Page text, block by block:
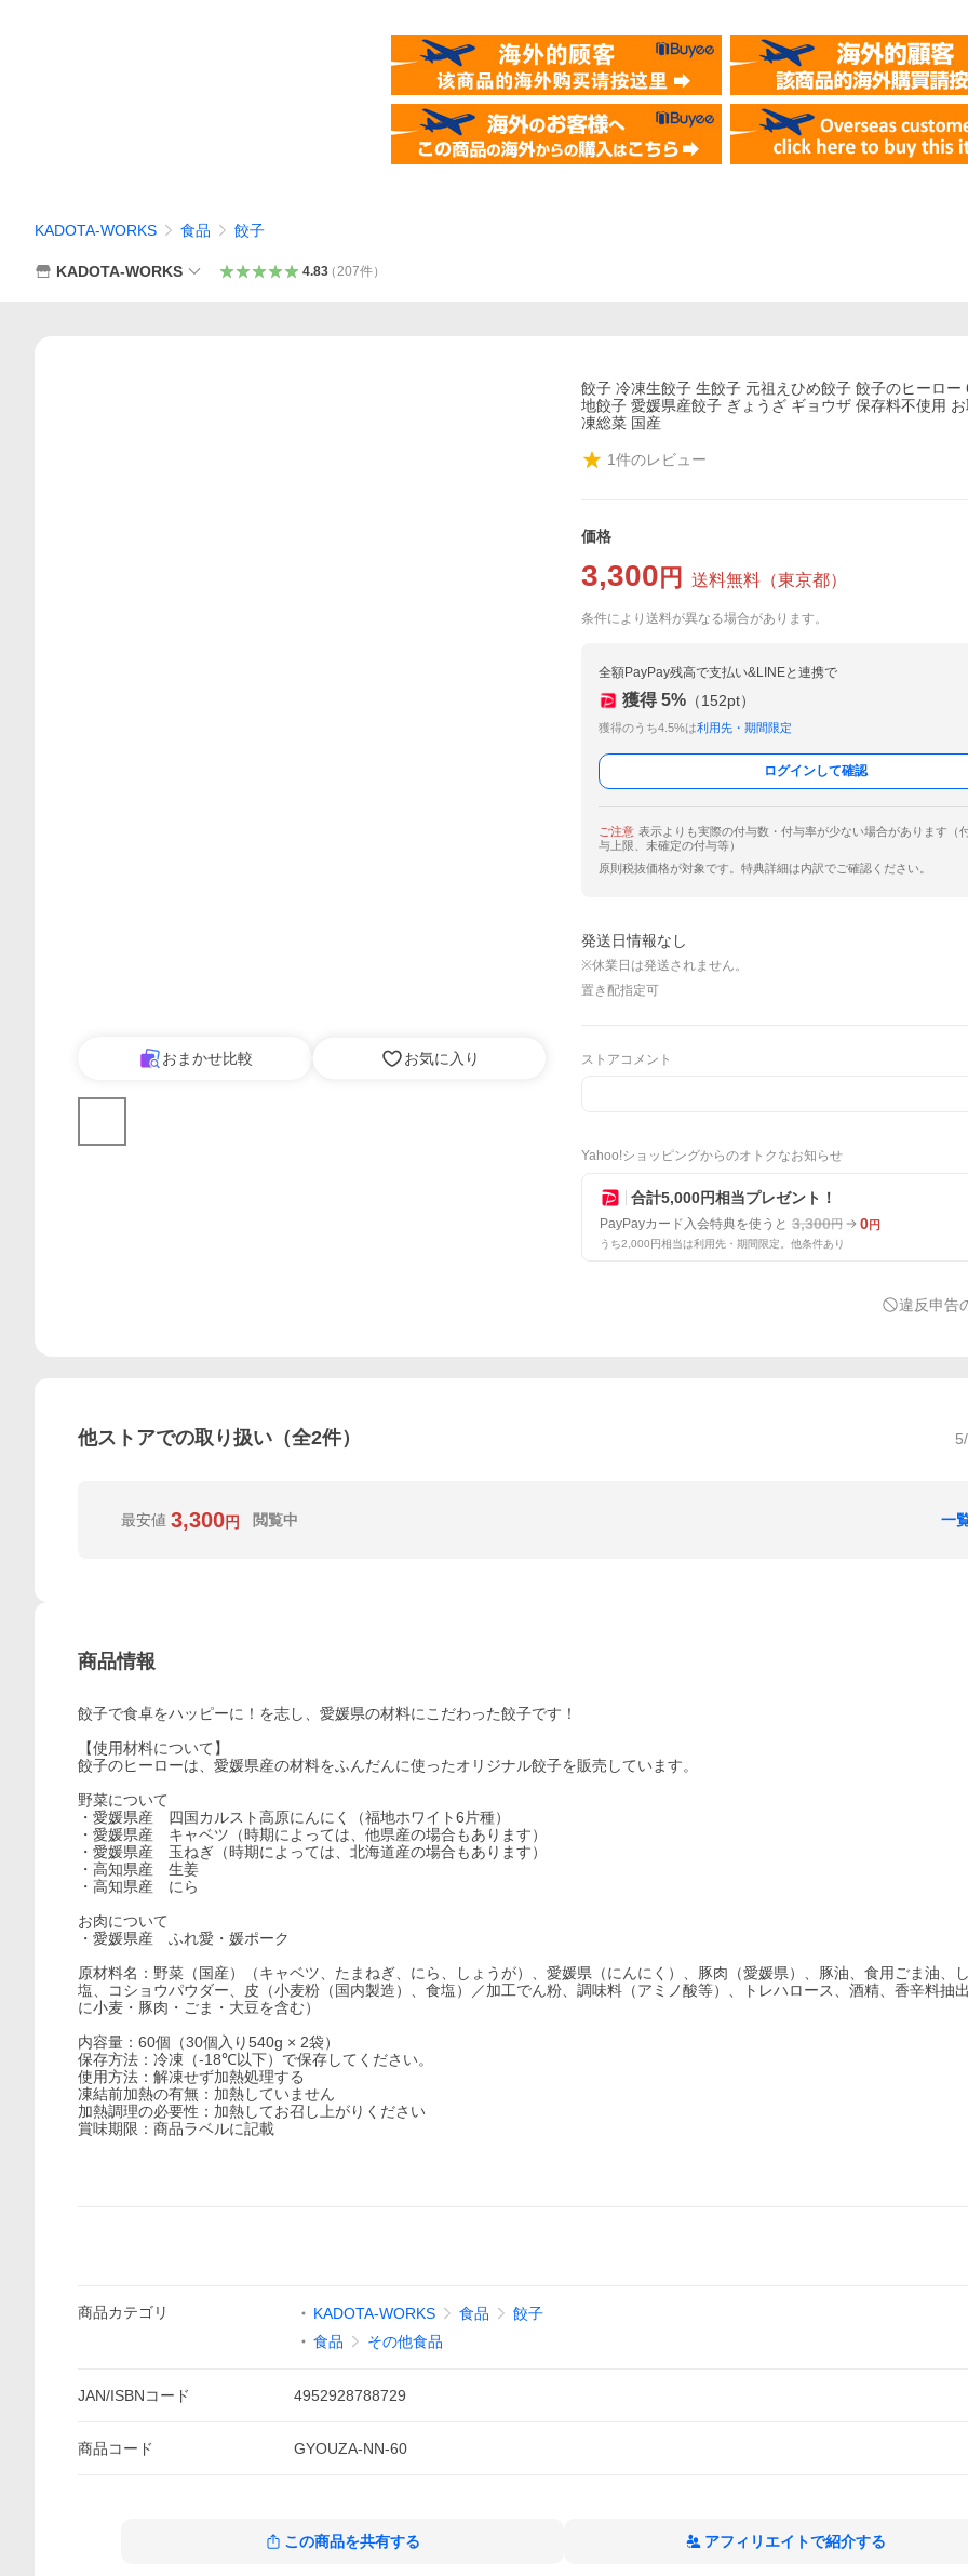
KADOTA-WORKS 食品 餃子
KADOTA-WORKS 4.83（207件）
おまかせ比較 お気に入り
餃子 冷凍生餃子 生餃子 元祖えひめ餃子 餃子のヒーロー
地餃子 愛媛県産餃子 ぎょうざ ギョウザ 保存料不使用
凍総菜 国産
1件のレビュー
価格
3,300 円 送料無料 （東京都）
条件により送料が異なる場合があります。
全額PayPay残高で支払い&LINEと連携で
獲得 5% （152pt）
獲得のうち4.5%は利用先・期間限定
ログインして確認
ご注意 表示よりも実際の付与数・付与率が少ない場合があります（
与上限、未確定の付与等）
原則税抜価格が対象です。特典詳細は内訳でご確認ください。
発送日情報なし
※休業日は発送されません。
置き配指定可
ストアコメント
Yahoo!ショッピングからのオトクなお知らせ
合計5,000円相当プレゼント！
PayPayカード入会特典を使うと 3,300円 0円
うち2,000円相当は利用先・期間限定。他条件あり
違反申告
他ストアでの取り扱い（全2件）
最安値 3,300円 閲覧中 一
商品情報
餃子で食卓をハッピーに！を志し、愛媛県の材料にこだわった餃子です！
【使用材料について】
餃子のヒーローは、愛媛県産の材料をふんだんに使ったオリジナル餃子を販売しています。
野菜について
・愛媛県産 四国カルスト高原にんにく（福地ホワイト6片種）
・愛媛県産 キャベツ（時期によっては、他県産の場合もあります）
・愛媛県産 玉ねぎ（時期によっては、北海道産の場合もあります）
・高知県産 生姜
・高知県産 にら
お肉について
・愛媛県産 ふれ愛・媛ポーク
原材料名：野菜（国産）（キャベツ、たまねぎ、にら、しょうが）、愛媛県（にんにく）、豚肉（愛媛県）、豚油、食用ごま油、
塩、コショウパウダー、皮（小麦粉（国内製造）、食塩）／加工でん粉、調味料（アミノ酸等）、トレハロース、酒精、香辛料抽
に小麦・豚肉・ごま・大豆を含む）
内容量：60個（30個入り540g × 2袋）
保存方法：冷凍（-18℃以下）で保存してください。
使用方法：解凍せず加熱処理する
凍結前加熱の有無：加熱していません
加熱調理の必要性：加熱してお召し上がりください
賞味期限：商品ラベルに記載
商品カテゴリ KADOTA-WORKS 食品
餃子
食品
その他食品
JAN/ISBNコード 4952928788729
商品コード GYOUZA-NN-60
この商品を共有する アフィリエイトで紹介する